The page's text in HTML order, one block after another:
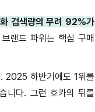
검색량의 무려 92%가
,브랜드 파워는 핵심 구매
. 2025하반기에도 1위를
니다. 그런 호카의 뒤를